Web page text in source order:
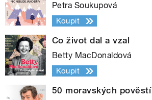
Petra Soukupová
Koupit
Co život dal a vzal
Betty MacDonaldová
Koupit
50 moravských pověstí